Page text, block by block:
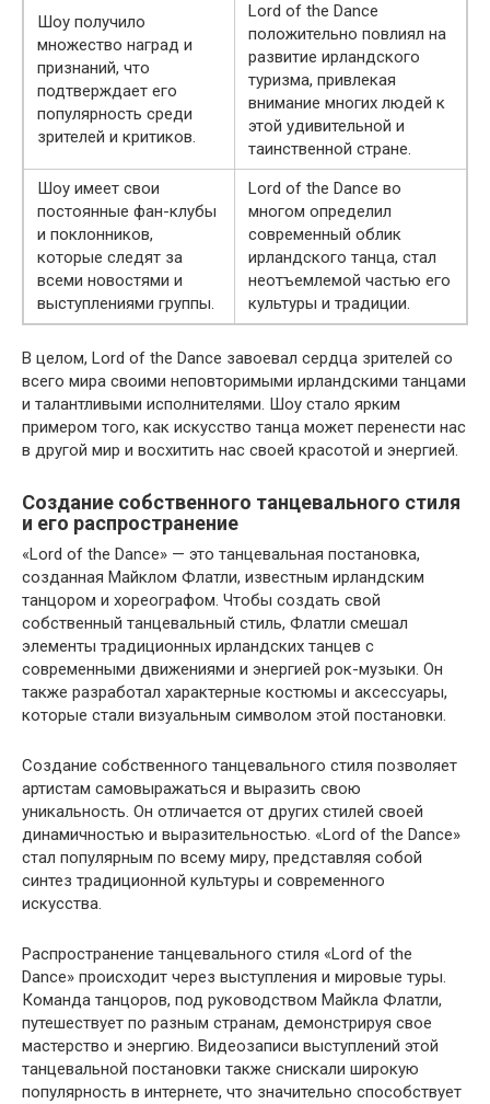
Шоу получило
множество наград и
признаний, что
подтверждает его
популярность среди
зрителей и критиков.
Lord of the Dance
положительно повлиял на
развитие ирландского
туризма, привлекая
внимание многих людей к
этой удивительной и
таинственной стране.
Шоу имеет свои
постоянные фан-клубы
и поклонников,
которые следят за
всеми новостями и
выступлениями группы.
Lord of the Dance во
многом определил
современный облик
ирландского танца, стал
неотъемлемой частью его
культуры и традиции.
В целом, Lord of the Dance завоевал сердца зрителей со
всего мира своими неповторимыми ирландскими танцами
и талантливыми исполнителями. Шоу стало ярким
примером того, как искусство танца может перенести нас
в другой мир и восхитить нас своей красотой и энергией.
Создание собственного танцевального стиля
и его распространение
«Lord of the Dance» — это танцевальная постановка,
созданная Майклом Флатли, известным ирландским
танцором и хореографом. Чтобы создать свой
собственный танцевальный стиль, Флатли смешал
элементы традиционных ирландских танцев с
современными движениями и энергией рок-музыки. Он
также разработал характерные костюмы и аксессуары,
которые стали визуальным символом этой постановки.
Создание собственного танцевального стиля позволяет
артистам самовыражаться и выразить свою
уникальность. Он отличается от других стилей своей
динамичностью и выразительностью. «Lord of the Dance»
стал популярным по всему миру, представляя собой
синтез традиционной культуры и современного
искусства.
Распространение танцевального стиля «Lord of the
Dance» происходит через выступления и мировые туры.
Команда танцоров, под руководством Майкла Флатли,
путешествует по разным странам, демонстрируя свое
мастерство и энергию. Видеозаписи выступлений этой
танцевальной постановки также снискали широкую
популярность в интернете, что значительно способствует